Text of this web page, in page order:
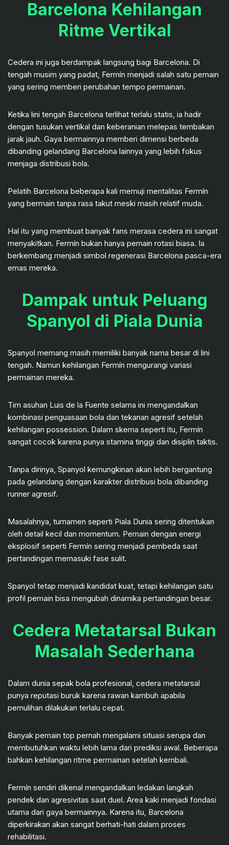
Barcelona Kehilangan
Ritme Vertikal
Cedera ini juga berdampak langsung bagi Barcelona. Di
tengah musim yang padat, Fermín menjadi salah satu pemain
yang sering memberi perubahan tempo permainan.
Ketika lini tengah Barcelona terlihat terlalu statis, ia hadir
dengan tusukan vertikal dan keberanian melepas tembakan
jarak jauh. Gaya bermainnya memberi dimensi berbeda
dibanding gelandang Barcelona lainnya yang lebih fokus
menjaga distribusi bola.
Pelatih Barcelona beberapa kali memuji mentalitas Fermín
yang bermain tanpa rasa takut meski masih relatif muda.
Hal itu yang membuat banyak fans merasa cedera ini sangat
menyakitkan. Fermín bukan hanya pemain rotasi biasa. Ia
berkembang menjadi simbol regenerasi Barcelona pasca-era
emas mereka.
Dampak untuk Peluang
Spanyol di Piala Dunia
Spanyol memang masih memiliki banyak nama besar di lini
tengah. Namun kehilangan Fermín mengurangi variasi
permainan mereka.
Tim asuhan Luis de la Fuente selama ini mengandalkan
kombinasi penguasaan bola dan tekanan agresif setelah
kehilangan possession. Dalam skema seperti itu, Fermín
sangat cocok karena punya stamina tinggi dan disiplin taktis.
Tanpa dirinya, Spanyol kemungkinan akan lebih bergantung
pada gelandang dengan karakter distribusi bola dibanding
runner agresif.
Masalahnya, turnamen seperti Piala Dunia sering ditentukan
oleh detail kecil dan momentum. Pemain dengan energi
eksplosif seperti Fermín sering menjadi pembeda saat
pertandingan memasuki fase sulit.
Spanyol tetap menjadi kandidat kuat, tetapi kehilangan satu
profil pemain bisa mengubah dinamika pertandingan besar.
Cedera Metatarsal Bukan
Masalah Sederhana
Dalam dunia sepak bola profesional, cedera metatarsal
punya reputasi buruk karena rawan kambuh apabila
pemulihan dilakukan terlalu cepat.
Banyak pemain top pernah mengalami situasi serupa dan
membutuhkan waktu lebih lama dari prediksi awal. Beberapa
bahkan kehilangan ritme permainan setelah kembali.
Fermín sendiri dikenal mengandalkan ledakan langkah
pendek dan agresivitas saat duel. Area kaki menjadi fondasi
utama dari gaya bermainnya. Karena itu, Barcelona
diperkirakan akan sangat berhati-hati dalam proses
rehabilitasi.